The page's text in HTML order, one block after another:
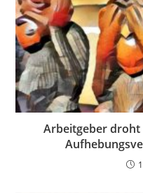
Arbeitgeber droht